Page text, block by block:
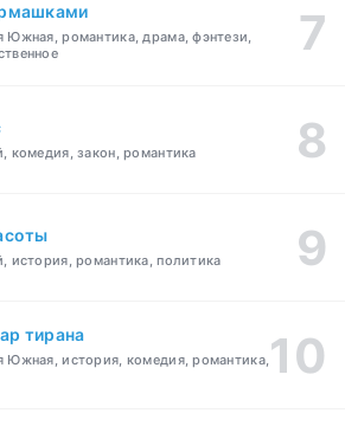
Южная, романтика, драма, фэнтези,
комедия, закон, романтика
история, романтика, политика
тирана
Южная, история, комедия, романтика,